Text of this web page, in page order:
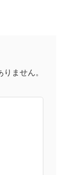
ません。